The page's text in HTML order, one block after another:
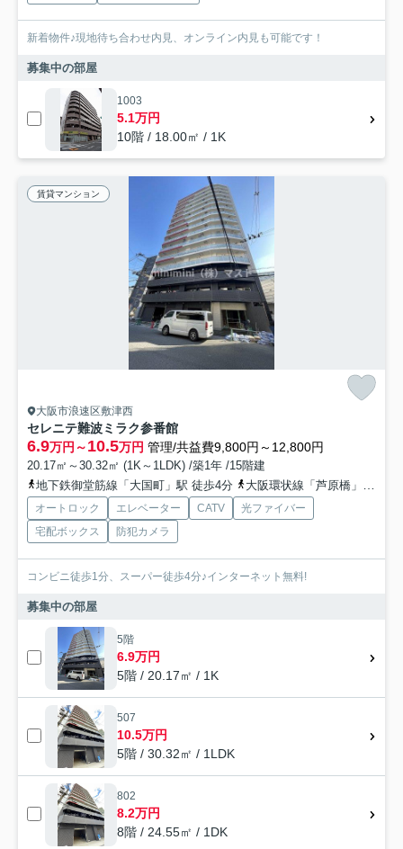
新着物件♪現地待ち合わせ内見、オンライン内見も可能です！
募集中の部屋
1003
5.1万円
10階 / 18.00㎡ / 1K
賃貸マンション
大阪市浪速区敷津西
セレニテ難波ミラク参番館
6.9万円～10.5万円 管理/共益費9,800円～12,800円
20.17㎡～30.32㎡ (1K～1LDK) /築1年 /15階建
地下鉄御堂筋線「大国町」駅 徒歩4分
大阪環状線「芦原橋」駅 徒歩9分
オートロック エレベーター CATV
光ファイバー
宅配ボックス
防犯カメラ
コンビニ徒歩1分、スーパー徒歩4分♪インターネット無料!
募集中の部屋
5階
6.9万円
5階 / 20.17㎡ / 1K
507
10.5万円
5階 / 30.32㎡ / 1LDK
802
8.2万円
8階 / 24.55㎡ / 1DK